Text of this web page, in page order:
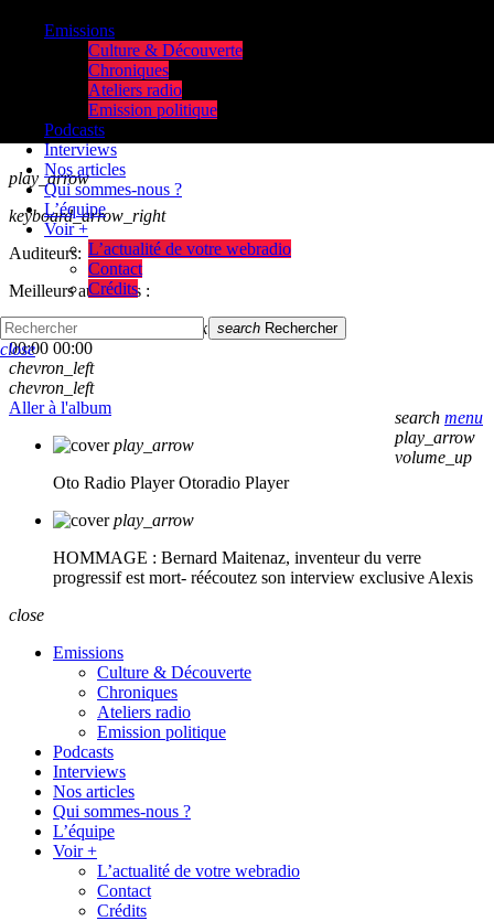
play_arrow
keyboard_arrow_right
Auditeurs:
Meilleurs auditeurs :
skip_previous
skip_next
00:00 00:00
chevron_left
chevron_left
Aller à l'album
play_arrow
Oto Radio Player Otoradio Player
play_arrow
HOMMAGE : Bernard Maitenaz, inventeur du verre
progressif est mort- réécoutez son interview exclusive Alexis
Emissions
Culture & Découverte
Chroniques
Ateliers radio
Emission politique
Podcasts
Interviews
Nos articles
Qui sommes-nous ?
L’équipe
Voir +
L’actualité de votre webradio
Contact
Crédits
search menu
play_arrow
volume_up
search Rechercher
close
close
Emissions
Culture & Découverte
Chroniques
Ateliers radio
Emission politique
Podcasts
Interviews
Nos articles
Qui sommes-nous ?
L’équipe
Voir +
L’actualité de votre webradio
Contact
Crédits